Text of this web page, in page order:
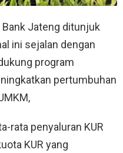
Jateng ditunjuk
ini sejalan dengan
program
pertumbuhan
rata penyaluran KUR
KUR yang